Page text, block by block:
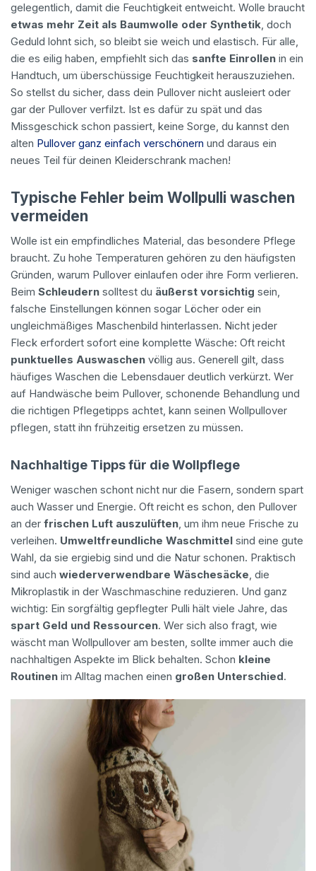
gelegentlich, damit die Feuchtigkeit entweicht. Wolle braucht
etwas mehr Zeit als Baumwolle oder Synthetik, doch
Geduld lohnt sich, so bleibt sie weich und elastisch. Für alle,
die es eilig haben, empfiehlt sich das sanfte Einrollen in ein
Handtuch, um überschüssige Feuchtigkeit herauszuziehen.
So stellst du sicher, dass dein Pullover nicht ausleiert oder
gar der Pullover verfilzt. Ist es dafür zu spät und das
Missgeschick schon passiert, keine Sorge, du kannst den
alten Pullover ganz einfach verschönern und daraus ein
neues Teil für deinen Kleiderschrank machen!
Typische Fehler beim Wollpulli waschen
vermeiden
Wolle ist ein empfindliches Material, das besondere Pflege
braucht. Zu hohe Temperaturen gehören zu den häufigsten
Gründen, warum Pullover einlaufen oder ihre Form verlieren.
Beim Schleudern solltest du äußerst vorsichtig sein,
falsche Einstellungen können sogar Löcher oder ein
ungleichmäßiges Maschenbild hinterlassen. Nicht jeder
Fleck erfordert sofort eine komplette Wäsche: Oft reicht
punktuelles Auswaschen völlig aus. Generell gilt, dass
häufiges Waschen die Lebensdauer deutlich verkürzt. Wer
auf Handwäsche beim Pullover, schonende Behandlung und
die richtigen Pflegetipps achtet, kann seinen Wollpullover
pflegen, statt ihn frühzeitig ersetzen zu müssen.
Nachhaltige Tipps für die Wollpflege
Weniger waschen schont nicht nur die Fasern, sondern spart
auch Wasser und Energie. Oft reicht es schon, den Pullover
an der frischen Luft auszulüften, um ihm neue Frische zu
verleihen. Umweltfreundliche Waschmittel sind eine gute
Wahl, da sie ergiebig sind und die Natur schonen. Praktisch
sind auch wiederverwendbare Wäschesäcke, die
Mikroplastik in der Waschmaschine reduzieren. Und ganz
wichtig: Ein sorgfältig gepflegter Pulli hält viele Jahre, das
spart Geld und Ressourcen. Wer sich also fragt, wie
wäscht man Wollpullover am besten, sollte immer auch die
nachhaltigen Aspekte im Blick behalten. Schon kleine
Routinen im Alltag machen einen großen Unterschied.